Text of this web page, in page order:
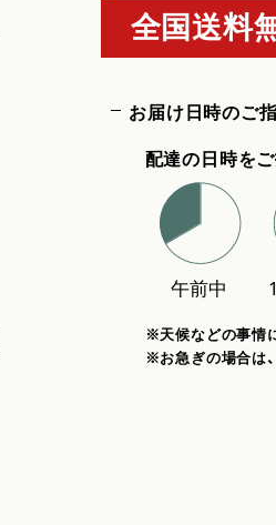
全国送料
お届け日時のご
配達の日時をご
※天候などの事情
※お急ぎの場合は